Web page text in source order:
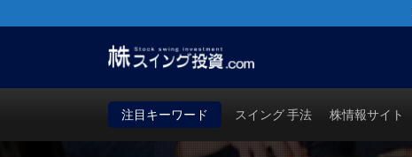
買い時・売り時も徹底検証！
注目キーワード スイング 手法 株情報サイト